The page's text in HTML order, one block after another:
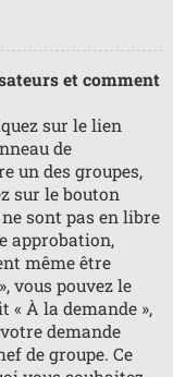
et comment
sur le lien
de
un des groupes,
sur le bouton
sont pas en libre
approbation,
même être
vous pouvez le
« À la demande »,
demande
de groupe. Ce